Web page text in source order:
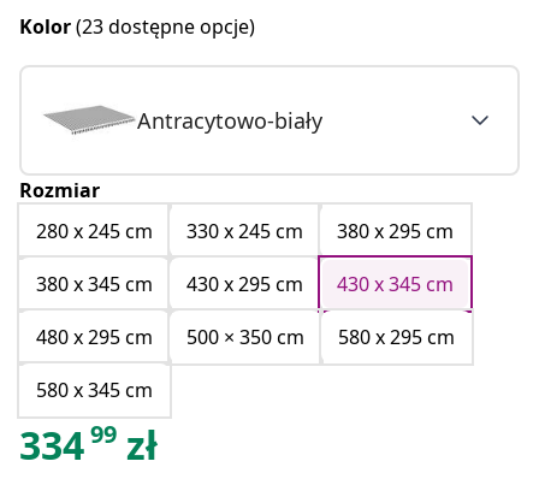
Kolor(23 dostępne opcje)
Antracytowo-biały
Rozmiar
280 x 245 cm
330 x 245 cm
380 x 295 cm
380 x 345 cm
430 x 295 cm
430 x 345 cm
480 x 295 cm
500 × 350 cm
580 x 295 cm
580 x 345 cm
33499 zł